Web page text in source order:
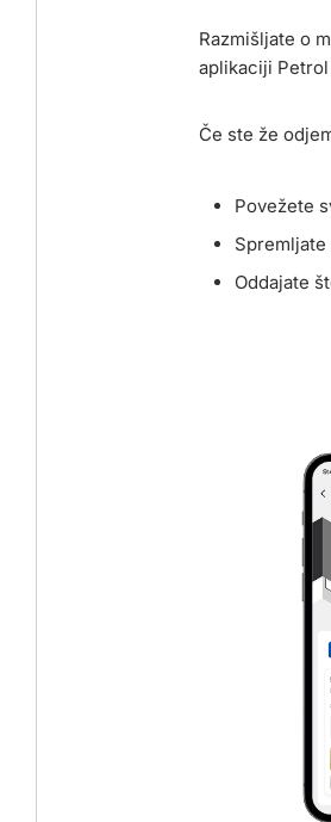
Razmišljate o
aplikaciji
Če ste že
Povežete
Oddajate